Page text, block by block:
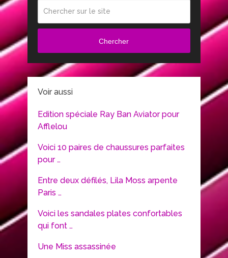
Chercher
Voir aussi
Edition spéciale Ray Ban Aviator pour
Afflelou
Voici 10 paires de chaussures parfaites
pour …
Entre deux défilés, Lila Moss arpente
Paris …
Voici les sandales plates confortables
qui font …
Une Miss assassinée